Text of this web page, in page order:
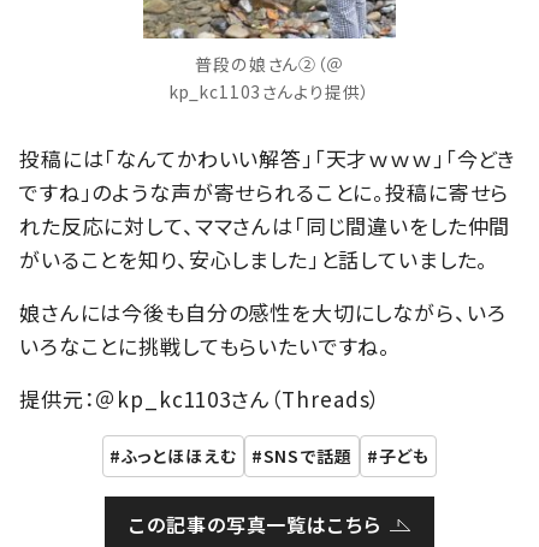
普段の娘さん②（＠
kp_kc1103さんより提供）
投稿には「なんてかわいい解答」「天才ｗｗｗ」「今どき
ですね」のような声が寄せられることに。投稿に寄せら
れた反応に対して、ママさんは「同じ間違いをした仲間
がいることを知り、安心しました」と話していました。
娘さんには今後も自分の感性を大切にしながら、いろ
いろなことに挑戦してもらいたいですね。
提供元：＠kp_kc1103さん（Threads）
ふっとほほえむ SNSで話題 子ども
この記事の写真一覧はこちら